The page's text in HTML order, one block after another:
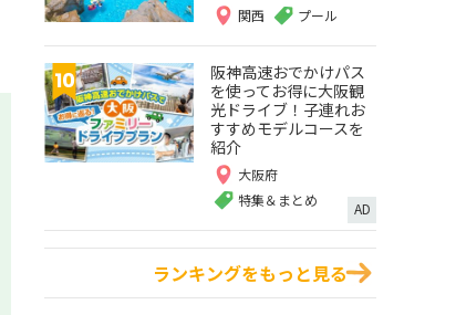
関西 プール
阪神高速おでかけパス
を使ってお得に大阪観
光ドライブ！子連れお
すすめモデルコースを
紹介
大阪府
特集＆まとめ
AD
ランキングをもっと見る